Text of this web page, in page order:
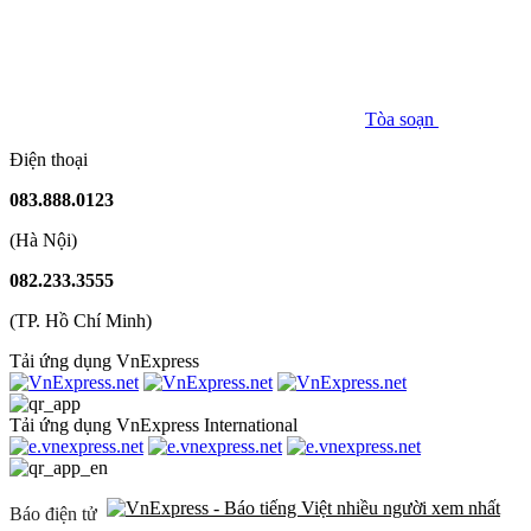
Tòa soạn
Điện thoại
083.888.0123
(Hà Nội)
082.233.3555
(TP. Hồ Chí Minh)
Tải ứng dụng VnExpress
Tải ứng dụng VnExpress International
Báo điện tử